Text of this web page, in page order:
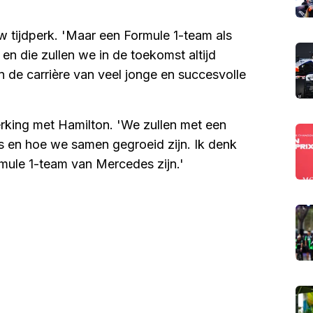
tijdperk. 'Maar een Formule 1-team als
die zullen we in de toekomst altijd
carrière van veel jonge en succesvolle
met Hamilton. 'We zullen met een
hoe we samen gegroeid zijn. Ik denk
1-team van Mercedes zijn.'